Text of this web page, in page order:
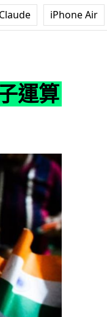
Claude iPhone Air
運算